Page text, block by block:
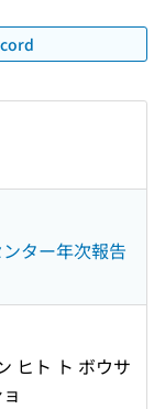
ター年次報告
ヒト ト ボウサ